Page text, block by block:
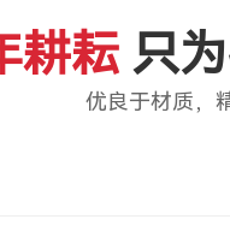
耕耘 只
优良于材质，